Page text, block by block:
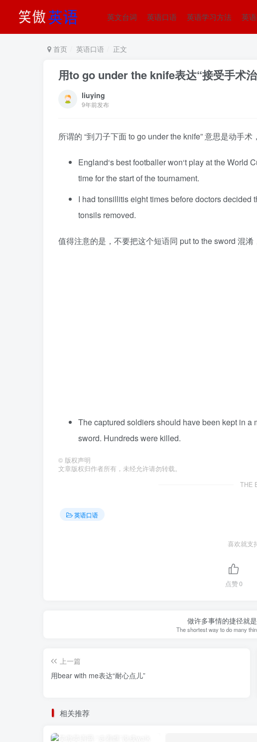
英文台词 英语口语 英语学习方法 英
首页 英语口语 正文
用to go under the knife表达“接受手术
liuying
9年前发布
所谓的 “到刀子下面 to go under the knife” 意思是动手术
England‘s best footballer won‘t play at the World
time for the start of the tournament.
I had tonsillitis eight times before doctors decided
tonsils removed.
值得注意的是，不要把这个短语同 put to the sword 混淆
The captured soldiers should have been kept in
sword. Hundreds were killed.
© 版权声明
文章版权归作者所有，未经允许请勿转载。
THE
英语口语
喜欢就支
点赞0
做许多事情的捷径就
The shortest way to do many
上一篇
用bear with me表达“耐心点儿”
相关推荐